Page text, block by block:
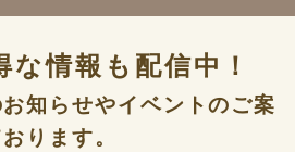
な情報も配信中！
知らせやイベントのご案
ります。